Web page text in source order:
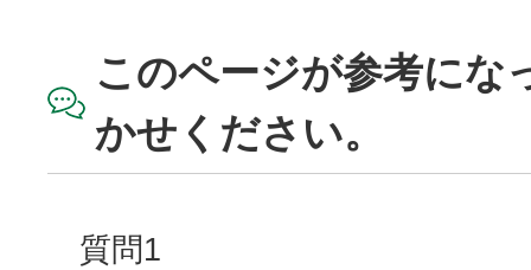
このページが参考にな
かせください。
質問1